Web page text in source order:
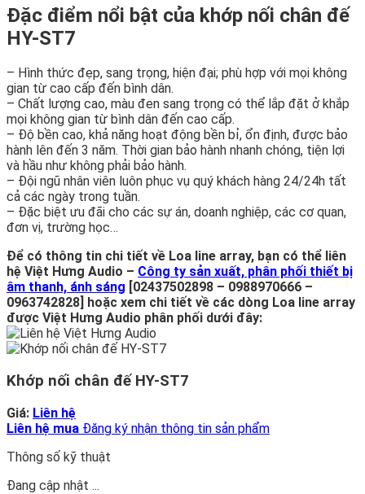
Đặc điểm nổi bật của khớp nối chân đế
HY-ST7
– Hình thức đẹp, sang trọng, hiện đại; phù hợp với mọi không
gian từ cao cấp đến bình dân.
– Chất lượng cao, màu đen sang trọng có thể lắp đặt ở khắp
mọi không gian từ bình dân đến cao cấp.
– Độ bền cao, khả năng hoạt động bền bỉ, ổn định, được bảo
hành lên đến 3 năm. Thời gian bảo hành nhanh chóng, tiện lợi
và hầu như không phải bảo hành.
– Đội ngũ nhân viên luôn phục vụ quý khách hàng 24/24h tất
cả các ngày trong tuần.
– Đặc biệt ưu đãi cho các sự án, doanh nghiệp, các cơ quan,
đơn vị, trường học…
Để có thông tin chi tiết về Loa line array, bạn có thể liên
hệ Việt Hưng Audio – Công ty sản xuất, phân phối thiết bị
âm thanh, ánh sáng [02437502898 – 0988970666 –
0963742828] hoặc xem chi tiết về các dòng Loa line array
được Việt Hưng Audio phân phối dưới đây:
Khớp nối chân đế HY-ST7
Giá: Liên hệ
Liên hệ mua Đăng ký nhận thông tin sản phẩm
Thông số kỹ thuật
Đang cập nhật ...